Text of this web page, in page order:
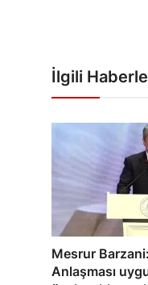
İlgili
Mesrur
Anlaşması